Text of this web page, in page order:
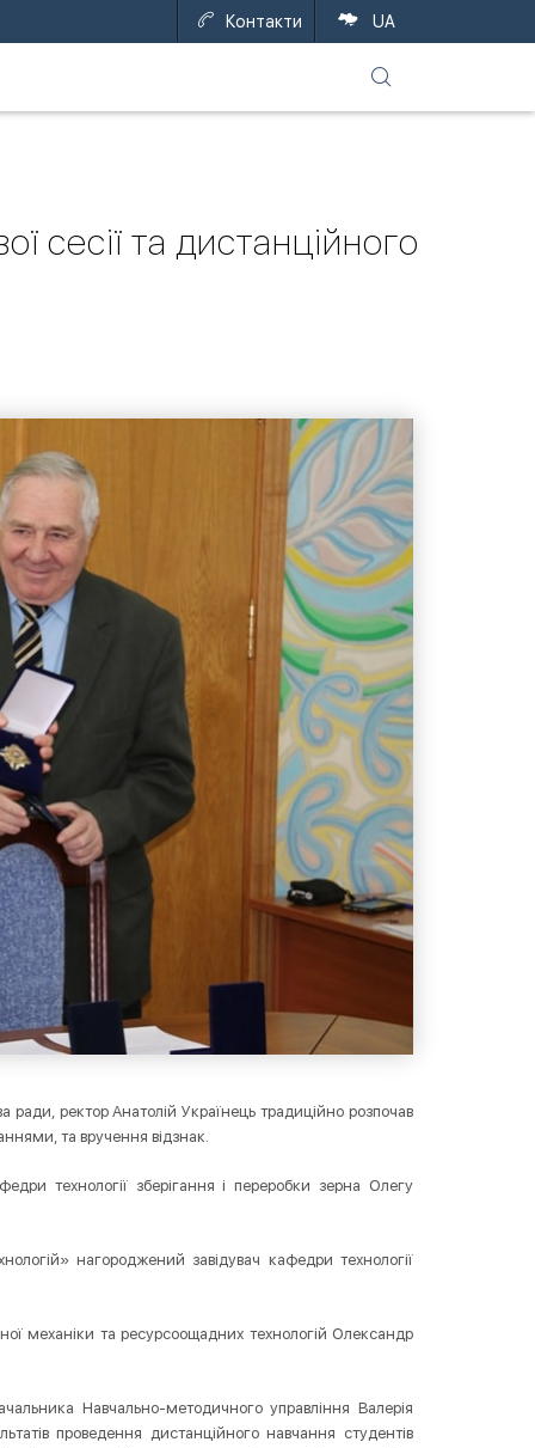
UA
EN
Контакти
сесії та дистанційного
ради, ректор Анатолій Українець традиційно розпочав
та вручення відзнак.
технології зберігання і переробки зерна Олегу
нагороджений завідувач кафедри технології
механіки та ресурсоощадних технологій Олександр
Навчально-методичного управління Валерія
проведення дистанційного навчання студентів